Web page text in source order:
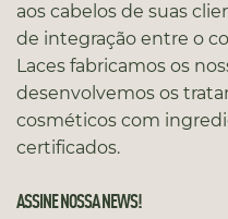
aos cabelos de suas
de integração entre o
Laces fabricamos os
desenvolvemos os
cosméticos com
certificados.
ASSINE NOSSA NEWS!